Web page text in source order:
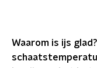
Waarom is ijs